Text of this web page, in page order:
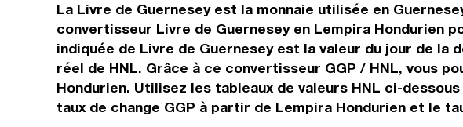
La Livre de Guernesey est la monnaie utilisée en
convertisseur Livre de Guernesey en Lempira Hondurien
indiquée de Livre de Guernesey est la valeur du jour de la
réel de HNL. Grâce à ce convertisseur GGP / HNL, vous
Hondurien. Utilisez les tableaux de valeurs HNL ci-
taux de change GGP à partir de Lempira Hondurien et le